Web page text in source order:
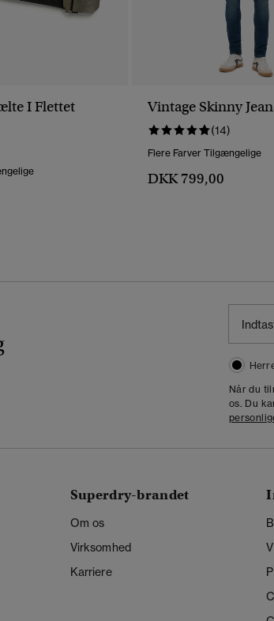
I Flettet
Vintage Skinny
(14)
Flere Farver Tilgængelige
DKK 799,00
Når du
os. Du
Superdry-brandet
Om os
Virksomhed
Karriere